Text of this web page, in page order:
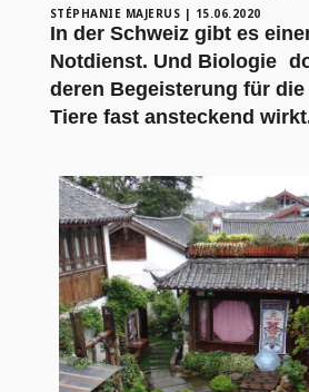
STÉPHANIE MAJERUS | 15.06.2020
In der Schweiz gibt es
Notdienst. Und Biologie
deren Begeisterung für die
Tiere fast ansteckend